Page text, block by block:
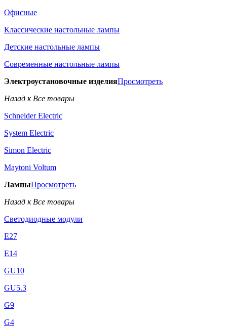
Офисные
Классические настольные лампы
Детские настольные лампы
Современные настольные лампы
Электроустановочные изделияПросмотреть
Назад к Все товары
Schneider Electric
System Electric
Simon Electric
Maytoni Voltum
ЛампыПросмотреть
Назад к Все товары
Светодиодные модули
E27
E14
GU10
GU5.3
G9
G4